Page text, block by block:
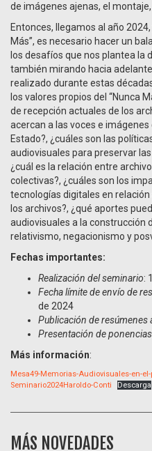
de imágenes ajenas, el
Entonces, llegamos al año
Más”, es necesario hacer un
los desafíos que nos plantea la
también mirando hacia
realizado durante estas
los valores propios del “Nunca
de recepción actuales de los
acercan a las voces e
Estado?, ¿cuáles son las
audiovisuales para preservar
¿cuál es la relación entre
colectivas?, ¿cuáles son los
tecnologías digitales en
los archivos?, ¿qué aportes
audiovisuales a la construcción
relativismo, negacionismo y
Fechas importantes:
Realización del seminario:
Fecha límite de envío de
de 2024
Publicación de resúmenes
Presentación de ponencias
Más información:
Mesa49-Memorias-Audiovisuales-en-
Seminario2024Haroldo-Conti
Descarga
MÁS NOVEDADES